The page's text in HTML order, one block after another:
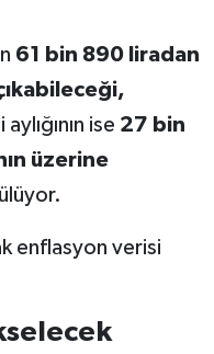
61 bin 890 liradan
ise 27 bin
üzerine
enflasyon verisi